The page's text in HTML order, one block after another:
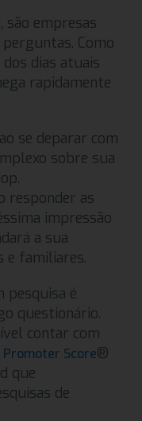
são empresas
Como
dias atuais
rapidamente
se deparar com
sobre sua
responder as
impressão
a sua
e familiares.
pesquisa é
questionário.
contar com
Score®
que
de